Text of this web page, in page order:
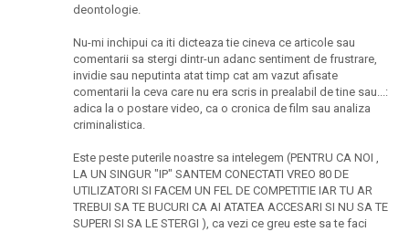
deontologie.
Nu-mi inchipui ca iti dicteaza tie cineva ce articole sau
comentarii sa stergi dintr-un adanc sentiment de frustrare,
invidie sau neputinta atat timp cat am vazut afisate
comentarii la ceva care nu era scris in prealabil de tine sau...:
adica la o postare video, ca o cronica de film sau analiza
criminalistica.
Este peste puterile noastre sa intelegem (PENTRU CA NOI ,
LA UN SINGUR "IP" SANTEM CONECTATI VREO 80 DE
UTILIZATORI SI FACEM UN FEL DE COMPETITIE IAR TU AR
TREBUI SA TE BUCURI CA AI ATATEA ACCESARI SI NU SA TE
SUPERI SI SA LE STERGI ), ca vezi ce greu este sa te faci